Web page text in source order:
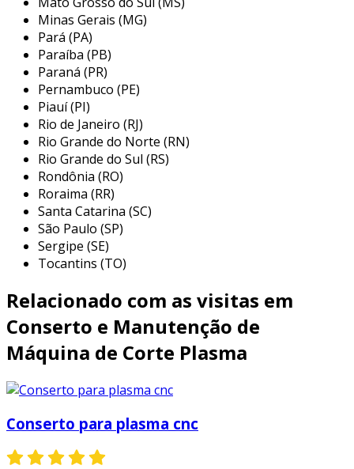
identificar problemas antes que se tornem
críticos, aumentando a eficiência da operação.
principais práticas de manutenção
em máquina de corte plasma
a manutenção de máquinas de corte plasma
deve incluir práticas essenciais que abrangem o
diagnóstico e a correção de falhas. entre as
principais práticas estão:
verificação do sistema elétrico:
cabos, conectores e terminais para evitar
falhas elétricas que podem comprometer
a operação.
limpo regularmente para eliminar
resíduos acumulados que podem reduzir a
qualidade do corte e aumentar o desgaste.
inspeção das peças de desgaste:
uma vida útil limitada e devem ser
substituídos conforme necessário.
manter o sistema de refrigeração em bom
Minas Gerais (MG)
Pará (PA)
Paraíba (PB)
Paraná (PR)
Pernambuco (PE)
Piauí (PI)
Rio de Janeiro (RJ)
Rio Grande do Norte (RN)
Rio Grande do Sul (RS)
Rondônia (RO)
Roraima (RR)
Santa Catarina (SC)
São Paulo (SP)
Sergipe (SE)
Tocantins (TO)
Relacionado com as visitas em
Conserto e Manutenção de
Máquina de Corte Plasma
Conserto para plasma cnc